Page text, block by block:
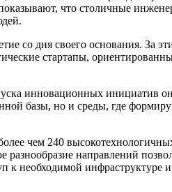
что столичные
со дня своего основания. За
стартапы,
инновационных инициатив
базы, но и среды, где
чем 240
направлений
к необходимой инфраструктуре